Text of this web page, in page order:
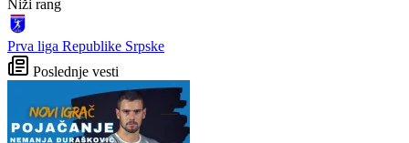
WEB PREPORUKE
Petar Sučić postao otac